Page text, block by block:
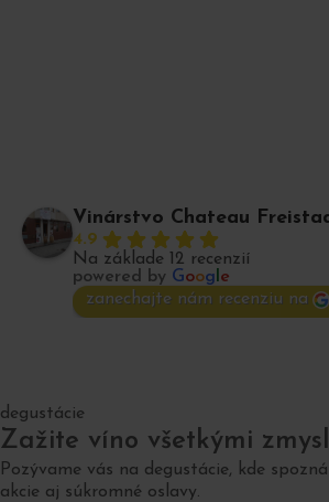
Vinárstvo Chateau
4.9
Na základe 12 recenzií
powered by Goog e
zanechajte nám recenziu na
degustácie
Zažite víno všetkými
Pozývame vás na degustácie, kde
akcie aj súkromné oslavy.